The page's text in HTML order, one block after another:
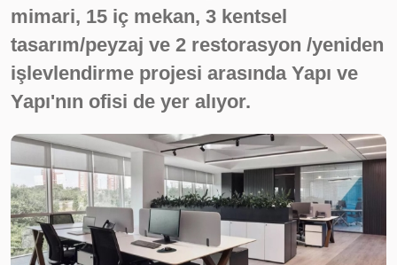
mimari, 15 iç mekan, 3 kentsel
tasarım/peyzaj ve 2 restorasyon /yeniden
işlevlendirme projesi arasında Yapı ve
Yapı'nın ofisi de yer alıyor.